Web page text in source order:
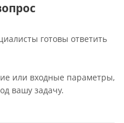
готовы ответить
или входные параметры,
вашу задачу.